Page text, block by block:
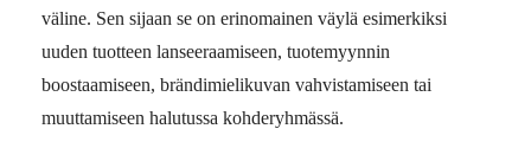
väline. Sen sijaan se on erinomainen väylä esimerkiksi
uuden tuotteen lanseeraamiseen, tuotemyynnin
boostaamiseen, brändimielikuvan vahvistamiseen tai
muuttamiseen halutussa kohderyhmässä.